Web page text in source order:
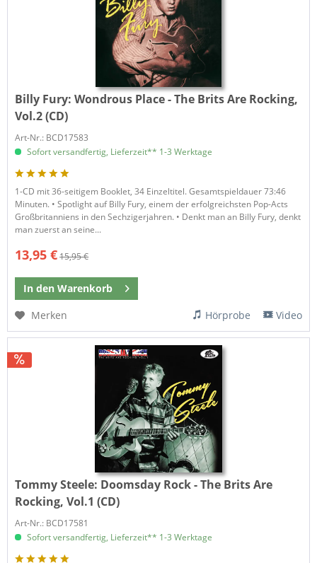
Billy Fury: Wondrous Place - The Brits Are Rocking,
Vol.2 (CD)
Art-Nr.: BCD17583
Sofort versandfertig, Lieferzeit** 1-3 Werktage
1-CD mit 36-seitigem Booklet, 34 Einzeltitel. Gesamtspieldauer 73:46
Minuten. • Spotlight auf Billy Fury, einem der erfolgreichsten Pop-Acts
Großbritanniens in den Sechzigerjahren. • Denkt man an Billy Fury, denkt
man zuerst an seine...
13,95 €15,95 €
In den Warenkorb
Merken
Hörprobe Video
Tommy Steele: Doomsday Rock - The Brits Are
Rocking, Vol.1 (CD)
Art-Nr.: BCD17581
Sofort versandfertig, Lieferzeit** 1-3 Werktage